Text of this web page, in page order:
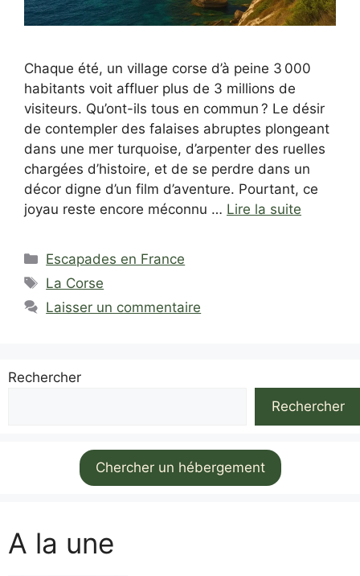
Chaque été, un village corse d’à peine 3 000
habitants voit affluer plus de 3 millions de
visiteurs. Qu’ont-ils tous en commun ? Le désir
de contempler des falaises abruptes plongeant
dans une mer turquoise, d’arpenter des ruelles
chargées d’histoire, et de se perdre dans un
décor digne d’un film d’aventure. Pourtant, ce
joyau reste encore méconnu … Lire la suite
Catégories
Escapades en France
Étiquettes
La Corse
Laisser un commentaire
Rechercher
Rechercher
Chercher un hébergement
A la une